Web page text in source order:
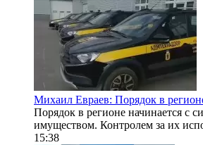
Михаил Евраев: Порядок в
Порядок в регионе начинается с
имуществом. Контролем за их
15:38